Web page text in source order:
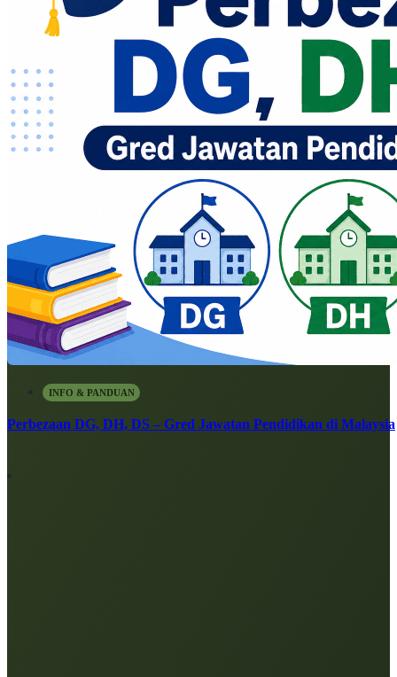
INFO & PANDUAN
Perbezaan DG, DH, DS – Gred Jawatan Pendidikan di Malaysia